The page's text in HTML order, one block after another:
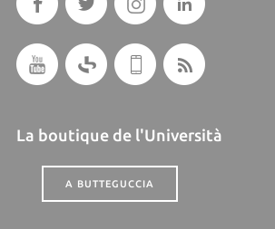
La boutique de l'Università
A BUTTEGUCCIA